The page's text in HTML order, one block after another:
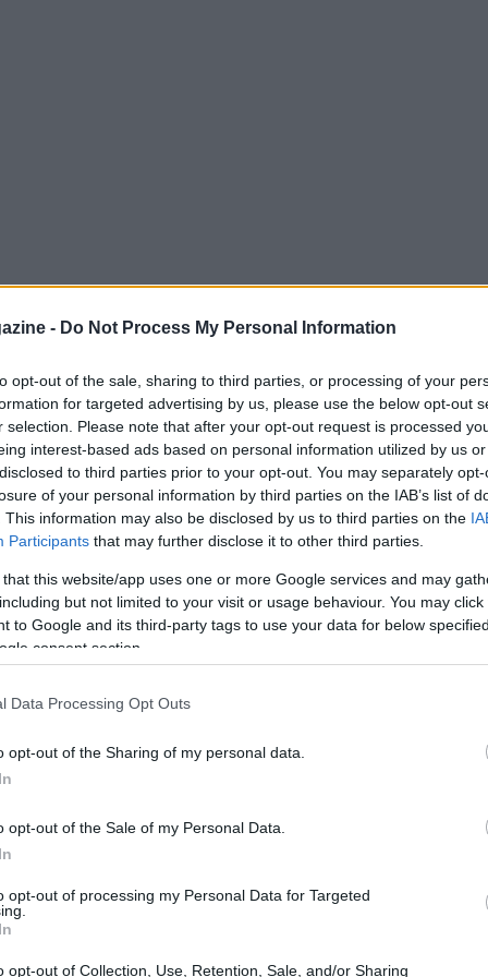
- Do Not Process My Personal Information
opt-out of the sale, sharing to third parties, or processing of your
for targeted advertising by us, please use the below opt-out
selection. Please note that after your opt-out request is processed
interest-based ads based on personal information utilized by us
to third parties prior to your opt-out. You may separately
of your personal information by third parties on the IAB’s list of
This information may also be disclosed by us to third parties on the
Participants that may further disclose it to other third parties.
that this website/app uses one or more Google services and may
but not limited to your visit or usage behaviour. You may
to Google and its third-party tags to use your data for below
consent section.
Data Processing Opt Outs
opt-out of the Sharing of my personal data.
opt-out of the Sale of my Personal Data.
opt-out of processing my Personal Data for Targeted
opt-out of Collection, Use, Retention, Sale, and/or Sharing
forse in modo involontario o strategico,
calcistica. Durante una conferenza
“questo è calcio, papà” in risposta alle
controverso, suscita tra i detrattori, ma
il Getafe. Questa affermazione
andrà, a meno che non riesca a
dimenticare. Fino ad allora, il ‘papà’ di
varie situazioni. L’ultima iniziativa è
deciso di celebrare la festa del papà con
Bordalás appare insieme alla scritta
della piattaforma.